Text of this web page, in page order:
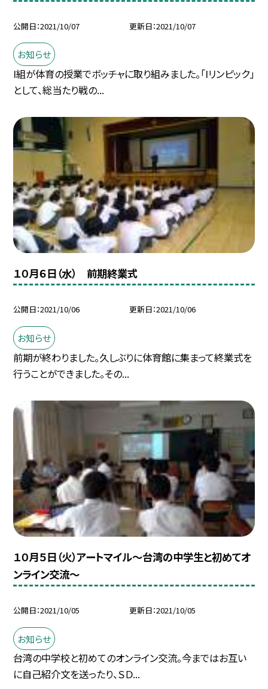
公開日 2021/10/07 更新日 2021/10/07
お知らせ
I組が体育の授業でボッチャに取り組みました。「Iリンピック」
として、総当たり戦の...
１０月６日（水） 前期終業式
公開日 2021/10/06 更新日 2021/10/06
お知らせ
前期が終わりました。久しぶりに体育館に集まって終業式を
行うことができました。その...
１０月５日（火）アートマイル〜台湾の中学生と初めてオ
ンライン交流〜
公開日 2021/10/05 更新日 2021/10/05
お知らせ
台湾の中学校と初めてのオンライン交流。今まではお互い
に自己紹介文を送ったり、ＳＤ...